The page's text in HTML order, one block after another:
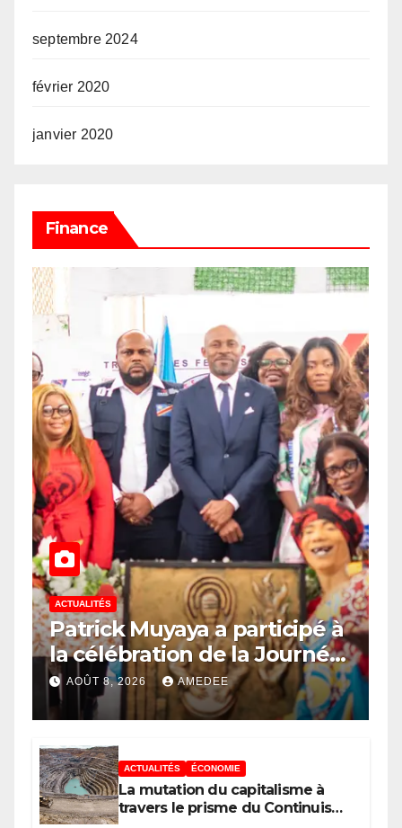
septembre 2024
février 2020
janvier 2020
Finance
ACTUALITÉS
Patrick Muyaya a participé à
la célébration de la Journée
nationale de la Presse
congolaise organisée par la
Médias et l’Union Nationale
des Caméramans du Congo
AOÛT 8, 2026 AMEDEE
ACTUALITÉS ÉCONOMIE
La mutation du capitalisme à
travers le prisme du Continuisme